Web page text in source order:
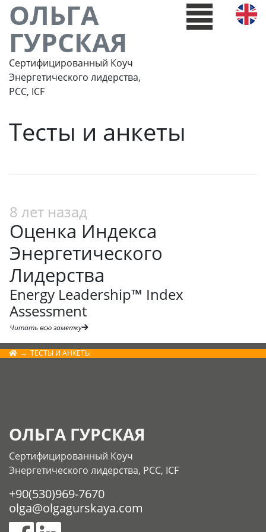
ОЛЬГА
ГУРСКАЯ
Сертифицированный Коуч
Энергетического лидерства,
РСС, ICF
Тесты и анкеты
8 лет назад
Оценка Индекса
Энергетического
Лидерства
Energy Leadership™ Index
Assessment
Читать всю заметку
ТЕСТЫ И АНКЕТЫ
ОЛЬГА ГУРСКАЯ
Сертифицированный Коуч
Энергетического лидерства, РСС, ICF
+90(530)969-7670
olga@olgagurskaya.com